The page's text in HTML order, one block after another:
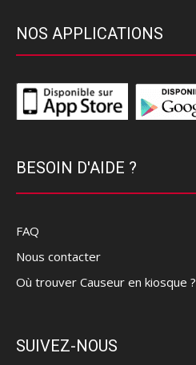
NOS APPLICATIONS
BESOIN D'AIDE ?
FAQ
Nous contacter
Où trouver Causeur en kiosque ?
SUIVEZ-NOUS